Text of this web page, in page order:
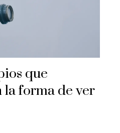
que
forma de ver